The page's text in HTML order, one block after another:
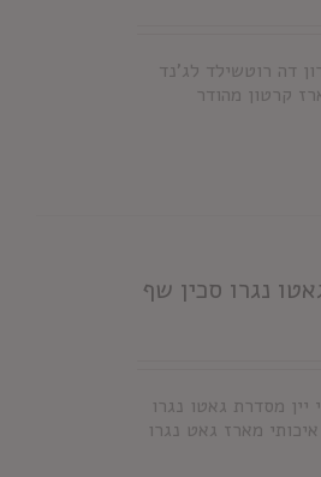
דה רוטשילד לג'נד
קרטון מהודר
נגרו סכין שף
יין מסדרת גאטו נגרו
מארז גאט נגרו